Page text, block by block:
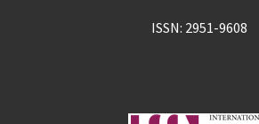
ISSN: 2951-9608